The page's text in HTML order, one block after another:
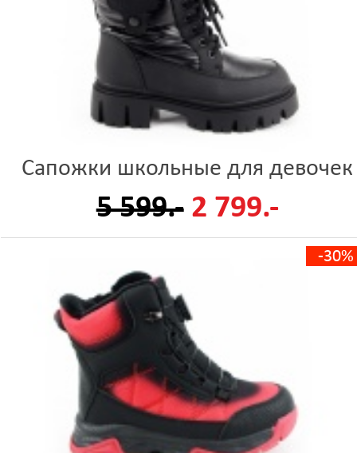
Сапожки школьные для девочек
5 599.- 2 799.-
-30%